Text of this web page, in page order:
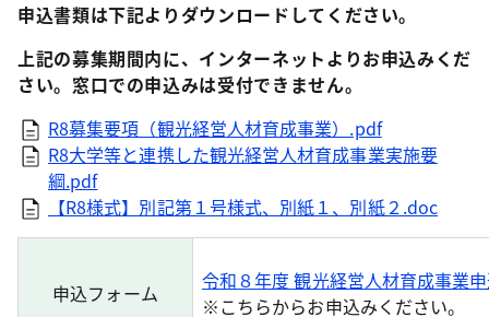
申込書類は下記よりダウンロードしてください。
上記の募集期間内に、インターネットよりお申込みくだ
さい。窓口での申込みは受付できません。
R8募集要項（観光経営人材育成事業）.pdf
R8大学等と連携した観光経営人材育成事業実施要
綱.pdf
【R8様式】別記第１号様式、別紙１、別紙２.doc
申込フォーム
令和８年度 観光経営人材育成事業
※こちらからお申込みください。